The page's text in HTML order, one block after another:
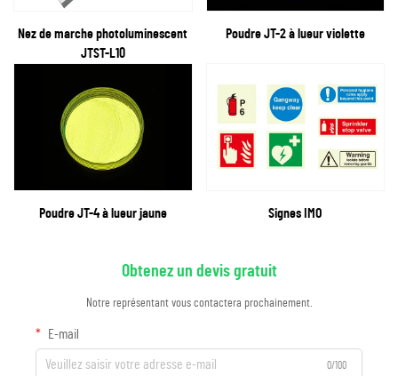
Nez de marche photoluminescent
JTST-L10
Poudre JT-2 à lueur violette
Poudre JT-4 à lueur jaune Signes IMO
Obtenez un devis gratuit
Notre représentant vous contactera prochainement.
E-mail
0/100